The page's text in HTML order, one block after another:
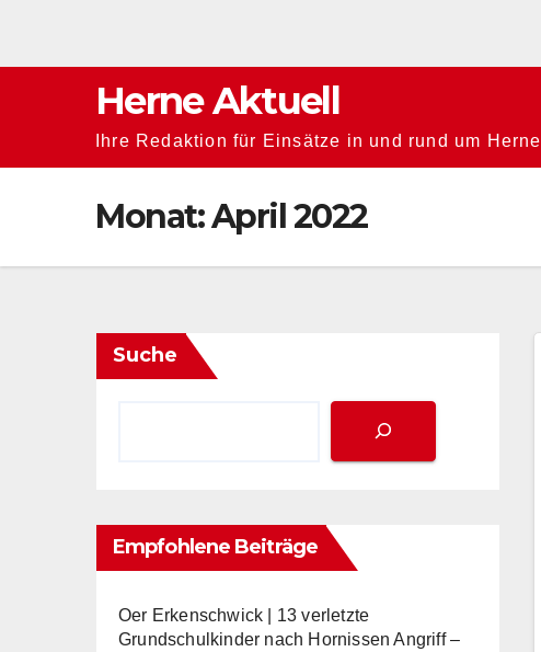
Herne Aktuell
Ihre Redaktion für Einsätze in und rund um Herne
Monat:April 2022
Suche
Empfohlene Beiträge
Oer Erkenschwick | 13 verletzte
Grundschulkinder nach Hornissen Angriff –